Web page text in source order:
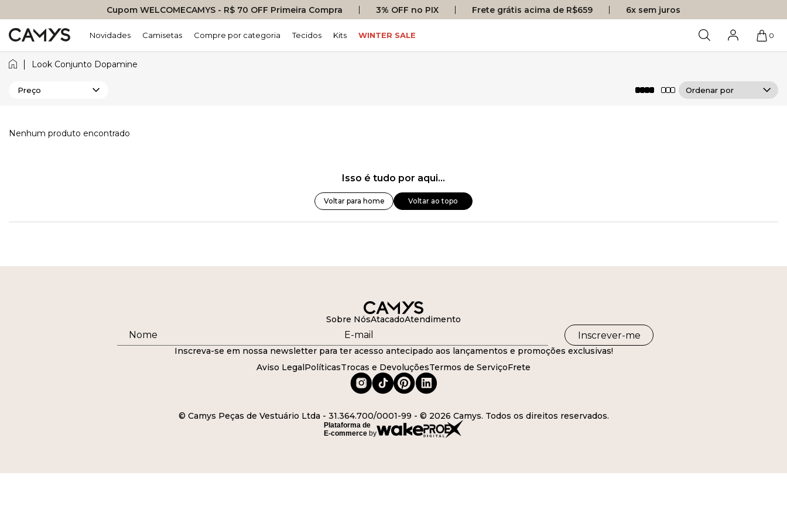
Cupom WELCOMECAMYS - R$ 70 OFF Primeira Compra 3% OFF no PIX Frete grátis acima de R$659 6x sem juros
Novidades Camisetas Compre por categoria Tecidos Kits WINTER SALE 0
Look Conjunto Dopamine
Preço
Nenhum produto encontrado
Isso é tudo por aqui...
Voltar para home Voltar ao topo
Sobre NósAtacadoAtendimento
Inscrever-me
Inscreva-se em nossa newsletter para ter acesso antecipado aos lançamentos e promoções exclusivas!
Aviso Legal PolíticasTrocas e DevoluçõesTermos de ServiçoFrete
© Camys Peças de Vestuário Ltda - 31.364.700/0001-99 - © 2026 Camys. Todos os direitos reservados.
Plataforma de
E-commerce by